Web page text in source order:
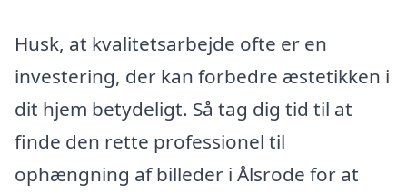
Husk, at kvalitetsarbejde ofte er en
investering, der kan forbedre æstetikken i
dit hjem betydeligt. Så tag dig tid til at
finde den rette professionel til
ophængning af billeder i Ålsrode for at